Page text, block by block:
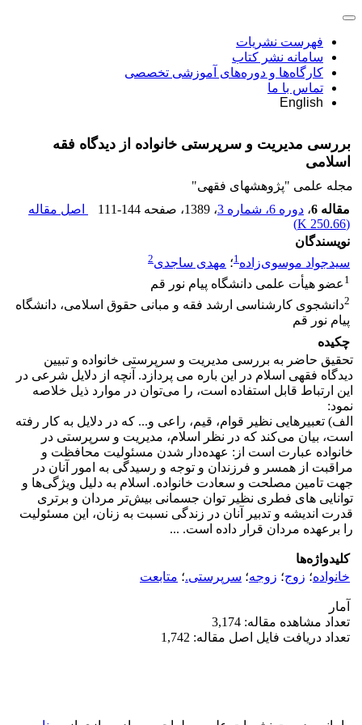
فهرست نشریات
سامانه نشر کتاب
کارگاه‌ها و دوره‌های آموزشی تخصصی
تماس با ما
English
بررسی مدیریت و سرپرستی خانواده از دیدگاه فقه
اسلامی
مجله علمی "پژوهشهای فقهی"
مقاله 6
، دوره 6، شماره 3 ، 1389 ، صفحه 111-144
اصل مقاله
(
250.66 K
)
نویسندگان
سیدجواد موسوی‌زاده1؛ مهدی ساجدی2
1 عضو هیأت علمی دانشگاه پیام نور قم
2دانشجوی کارشناسی ارشد فقه و مبانی حقوق اسلامی، دانشگاه
پیام نور قم
چکیده
تحقیق حاضر به بررسی مدیریت و سرپرستی خانواده و تبیین
دیدگاه فقهی اسلام در این باره می پردازد. آنچه از دلایل شرعی در
این ارتباط قابل استفاده است، را می‌توان در موارد ذیل خلاصه
نمود:
الف) تعبیرهایی نظیر قوام، قیم، راعی و... که در دلایل به کار رفته
است، بیان می‌کند که در نظر اسلام، مدیریت و سرپرستی در
خانواده عبارت است از: عهده‌دار شدن مسئولیت محافظت و
مراقبت از همسر و فرزندان و توجه و رسیدگی به امور آنان در
جهت تامین مصلحت و سعادت خانواده. اسلام به دلیل ویژگی‌ها و
توانایی های فطری نظیر توان جسمانی بیش‌تر مردان و برتری
قدرت اندیشه و تدبیر آنان در زندگی نسبت به زنان، این مسئولیت
را برعهده مردان قرار داده است. ...
کلیدواژه‌ها
خانواده؛ زوج؛ زوجه؛ سرپرستی.؛ متابعت
آمار
تعداد مشاهده مقاله: 3,174
تعداد دریافت فایل اصل مقاله: 1,742